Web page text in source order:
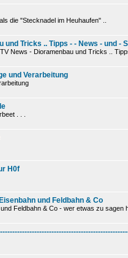
die "Stecknadel im Heuhaufen" ..
und Tricks .. Tipps - - News - und -
News - Dioramenbau und Tricks ..
und Verarbeitung
. . .
H0f
und Feldbahn & Co
Feldbahn & Co - wer etwas zu sagen